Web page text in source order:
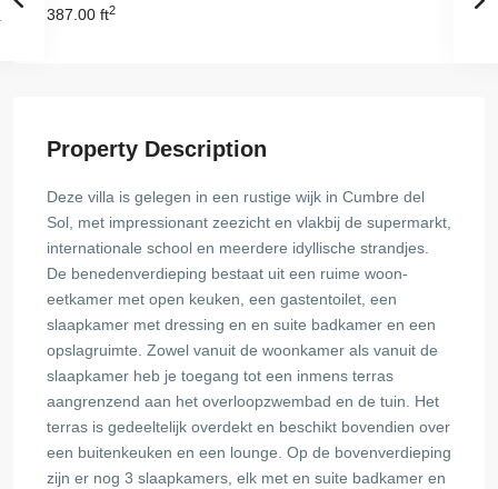
387.00 ft2
Property Description
Deze villa is gelegen in een rustige wijk in Cumbre del
Sol, met impressionant zeezicht en vlakbij de supermarkt,
internationale school en meerdere idyllische strandjes.
De benedenverdieping bestaat uit een ruime woon-
eetkamer met open keuken, een gastentoilet, een
slaapkamer met dressing en en suite badkamer en een
opslagruimte. Zowel vanuit de woonkamer als vanuit de
slaapkamer heb je toegang tot een inmens terras
aangrenzend aan het overloopzwembad en de tuin. Het
terras is gedeeltelijk overdekt en beschikt bovendien over
een buitenkeuken en een lounge. Op de bovenverdieping
zijn er nog 3 slaapkamers, elk met en suite badkamer en